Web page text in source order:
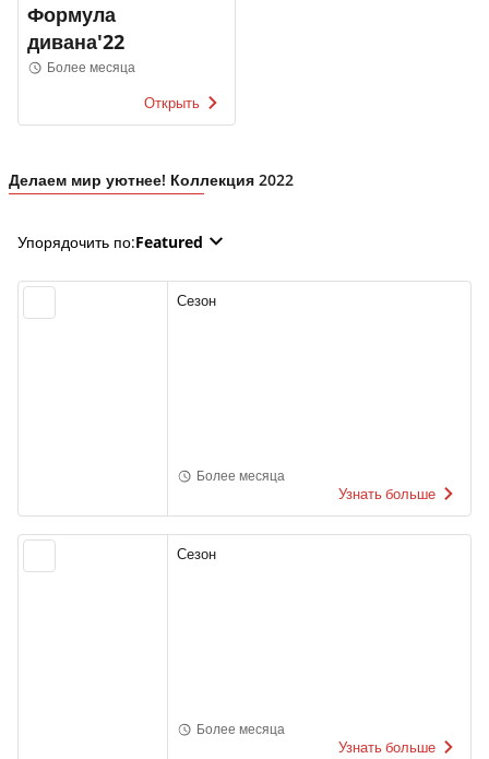
Формула
дивана'22
Более месяца
Открыть
Делаем мир уютнее! Коллекция 2022
Упорядочить по:Featured
Сезон
Более месяца
Узнать больше
Сезон
Более месяца
Узнать больше